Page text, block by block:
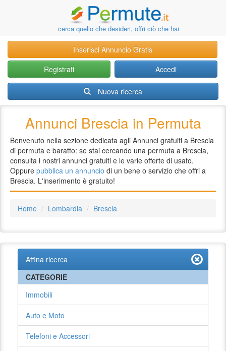
cerca quello che desideri, offri ciò che hai
Inserisci Annuncio Gratis
Registrati
Accedi
Nuova ricerca
Annunci Brescia in Permuta
Benvenuto nella sezione dedicata agli Annunci gratuiti a Brescia
di permuta e baratto: se stai cercando una permuta a Brescia,
consulta i nostri annunci gratuiti e le varie offerte di usato.
Oppure pubblica un annuncio di un bene o servizio che offri a
Brescia. L'inserimento è gratuito!
Home Lombardia Brescia
Affina ricerca
CATEGORIE
Immobili
Auto e Moto
Telefoni e Accessori